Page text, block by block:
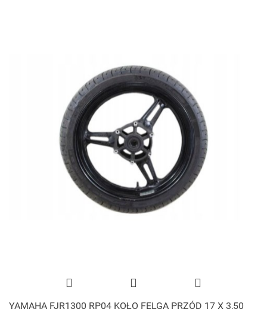
YAMAHA FJR1300 RP04 KOŁO FELGA PRZÓD 17 X 3,50